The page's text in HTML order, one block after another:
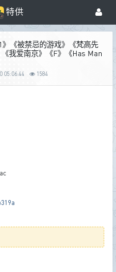
特供
》《被禁忌的游戏》《梵高先
我爱南京》《F》《Has Man
05:06:44 1584